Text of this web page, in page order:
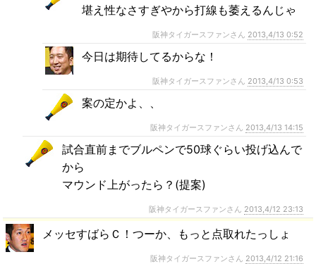
堪え性なさすぎやから打線も萎えるんじゃ
阪神タイガースファンさん 2013,4/13 0:52
今日は期待してるからな！
阪神タイガースファンさん 2013,4/13 0:53
案の定かよ、、
阪神タイガースファンさん 2013,4/13 14:15
試合直前までブルペンで50球ぐらい投げ込んで
から
マウンド上がったら？(提案)
阪神タイガースファンさん 2013,4/12 23:13
メッセすばらＣ！つーか、もっと点取れたっしょ
阪神タイガースファンさん 2013,4/12 21:16